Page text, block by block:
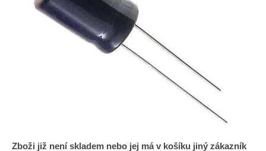
Zboži již není skladem nebo jej má v košíku jiný zákazník